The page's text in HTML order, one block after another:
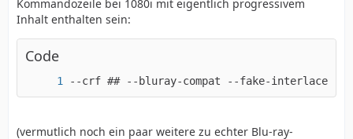
Kommandozeile bei 1080i mit eigentlich progressivem
Inhalt enthalten sein:
Code
--crf ## --bluray-compat --fake-interlaced
(vermutlich noch ein paar weitere zu echter Blu-ray-